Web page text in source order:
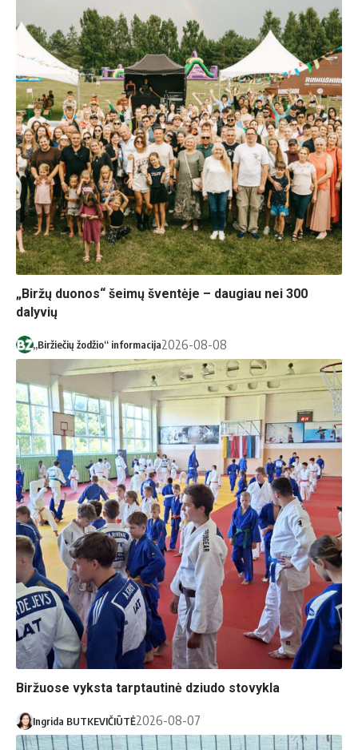
„Biržų duonos“ šeimų šventėje – daugiau nei 300
dalyvių
„Biržiečių žodžio“ informacija2026-08-08
Biržuose vyksta tarptautinė dziudo stovykla
Ingrida BUTKEVIČIŪTĖ2026-08-07
Globos namų nuotr.